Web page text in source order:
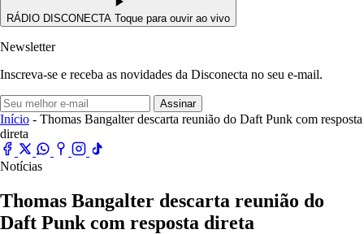
RÁDIO DISCONECTA Toque para ouvir ao vivo
Newsletter
Inscreva-se e receba as novidades da Disconecta no seu e-mail.
Assinar
Início - Thomas Bangalter descarta reunião do Daft Punk com resposta
direta
Notícias
Thomas Bangalter descarta reunião do
Daft Punk com resposta direta